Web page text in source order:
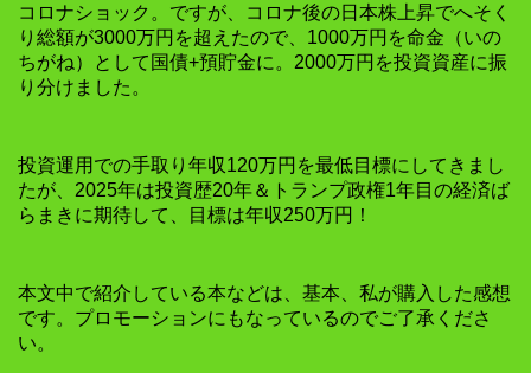
コロナショック。ですが、コロナ後の日本株上昇でへそく
り総額が3000万円を超えたので、1000万円を命金（いの
ちがね）として国債+預貯金に。2000万円を投資資産に振
り分けました。
投資運用での手取り年収120万円を最低目標にしてきまし
たが、2025年は投資歴20年＆トランプ政権1年目の経済ば
らまきに期待して、目標は年収250万円！
本文中で紹介している本などは、基本、私が購入した感想
です。プロモーションにもなっているのでご了承くださ
い。